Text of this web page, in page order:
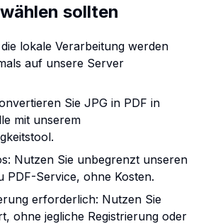
sollten
lokale Verarbeitung werden
auf unsere Server
Sie JPG in PDF in
mit unserem
Nutzen Sie unbegrenzt unseren
PDF-Service, ohne Kosten.
erforderlich: Nutzen Sie
ohne jegliche Registrierung oder